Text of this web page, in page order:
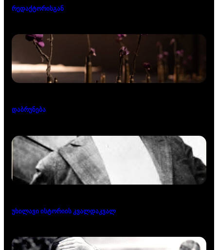
რედაქტორისგან
დაბრუნება
უხილავი ისტორიის კვალდაკვალ